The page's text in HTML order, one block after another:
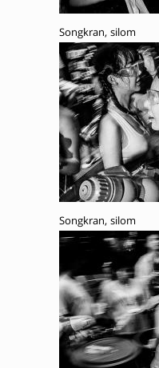
Songkran, silom
Songkran, silom